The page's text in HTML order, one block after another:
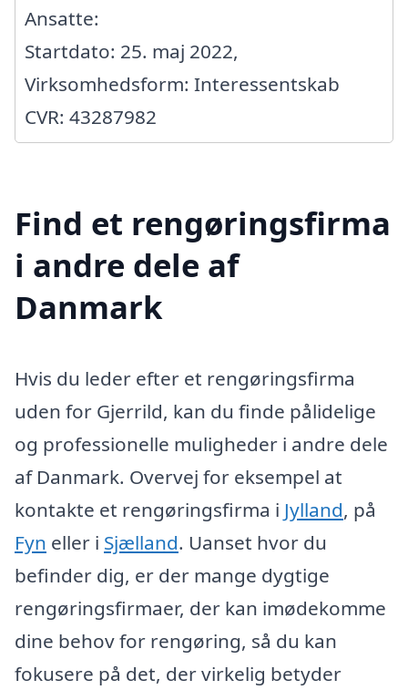
Ansatte:
Startdato: 25. maj 2022,
Virksomhedsform: Interessentskab
CVR: 43287982
Find et rengøringsfirma
i andre dele af
Danmark
Hvis du leder efter et rengøringsfirma
uden for Gjerrild, kan du finde pålidelige
og professionelle muligheder i andre dele
af Danmark. Overvej for eksempel at
kontakte et rengøringsfirma i Jylland, på
Fyn eller i Sjælland. Uanset hvor du
befinder dig, er der mange dygtige
rengøringsfirmaer, der kan imødekomme
dine behov for rengøring, så du kan
fokusere på det, der virkelig betyder